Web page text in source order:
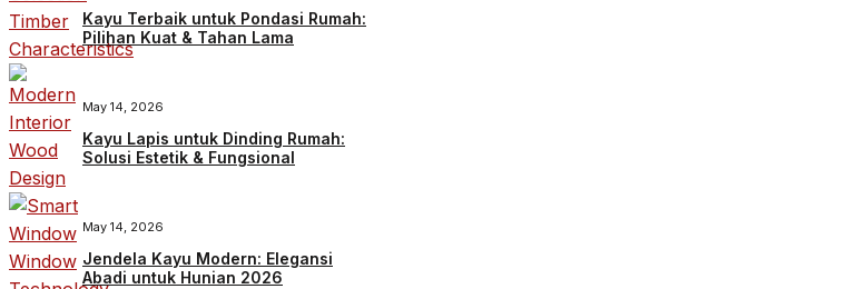
Kayu Terbaik untuk Pondasi Rumah:
Pilihan Kuat & Tahan Lama
May 14, 2026
Kayu Lapis untuk Dinding Rumah:
Solusi Estetik & Fungsional
May 14, 2026
Jendela Kayu Modern: Elegansi
Abadi untuk Hunian 2026